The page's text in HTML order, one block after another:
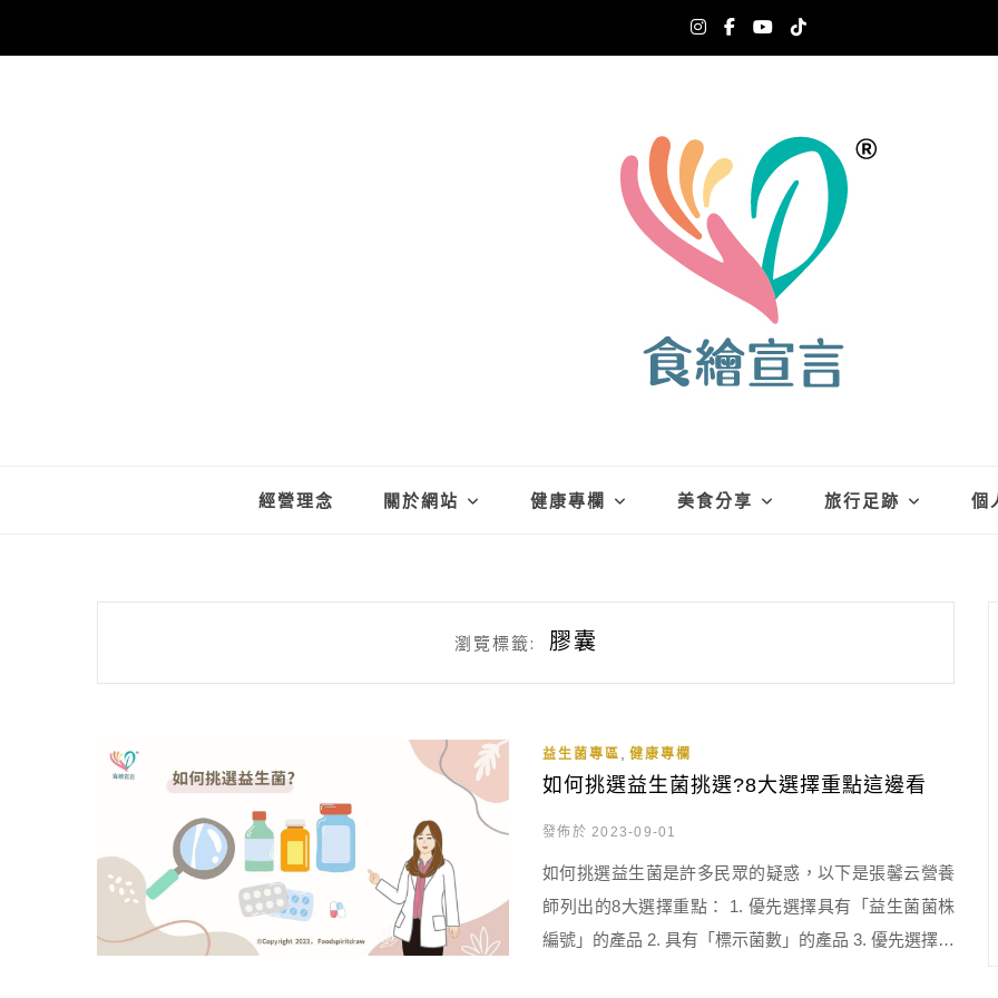
經營理念 關於網站 健康專欄 美食分享 旅行足跡 個
瀏覽標籤: 膠囊
益生菌專區 健康專欄
如何挑選益生菌挑選?8大選擇重點這邊看
發佈於 2023-09-01
如何挑選益生菌是許多民眾的疑惑，以下是張馨云營養
師列出的8大選擇重點： 1. 優先選擇具有「益生菌菌株
編號」的產品 2. 具有「標示菌數」的產品 3. 優先選擇耐